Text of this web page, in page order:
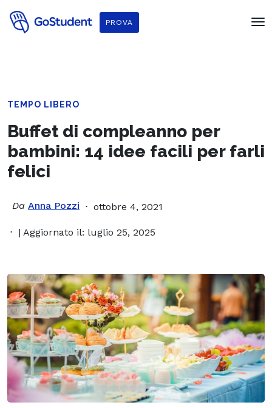
PROVA
TEMPO LIBERO
Buffet di compleanno per
bambini: 14 idee facili per farli
felici
Da Anna Pozzi ottobre 4, 2021
| Aggiornato il: luglio 25, 2025